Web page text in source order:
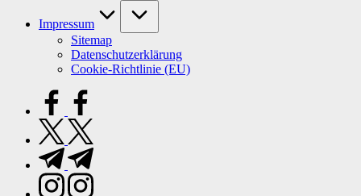
Impressum
Sitemap
Datenschutzerklärung
Cookie-Richtlinie (EU)
facebook.com
twitter.com
t.me
instagram.com